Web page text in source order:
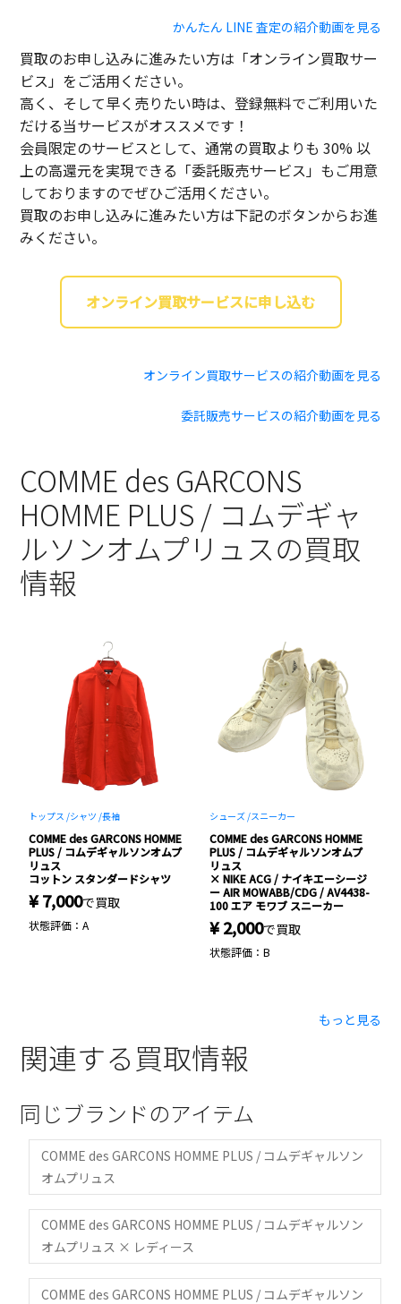
かんたん LINE 査定の紹介動画を見る
買取のお申し込みに進みたい方は「オンライン買取サー
ビス」をご活用ください。
高く、そして早く売りたい時は、登録無料でご利用いた
だける当サービスがオススメです！
会員限定のサービスとして、通常の買取よりも 30% 以
上の高還元を実現できる「委託販売サービス」もご用意
しておりますのでぜひご活用ください。
買取のお申し込みに進みたい方は下記のボタンからお進
みください。
オンライン買取サービスに申し込む
オンライン買取サービスの紹介動画を見る
委託販売サービスの紹介動画を見る
COMME des GARCONS
HOMME PLUS / コムデギャ
ルソンオムプリュスの買取
情報
トップス /シャツ /長袖
COMME des GARCONS HOMME
PLUS / コムデギャルソンオムプ
リュス
コットン スタンダードシャツ
¥ 7,000で買取
状態評価：A
シューズ /スニーカー
COMME des GARCONS HOMME
PLUS / コムデギャルソンオムプ
リュス
× NIKE ACG / ナイキエーシージ
ー AIR MOWABB/CDG / AV4438-
100 エア モワブ スニーカー
¥ 2,000で買取
状態評価：B
もっと見る
関連する買取情報
同じブランドのアイテム
COMME des GARCONS HOMME PLUS / コムデギャルソン
オムプリュス
COMME des GARCONS HOMME PLUS / コムデギャルソン
オムプリュス × レディース
COMME des GARCONS HOMME PLUS / コムデギャルソン